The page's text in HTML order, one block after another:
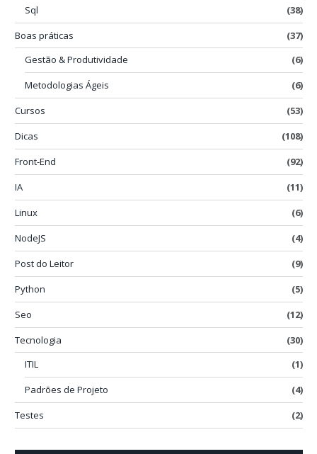
Sql
(38)
Boas práticas
(37)
Gestão & Produtividade
(6)
Metodologias Ágeis
(6)
Cursos
(53)
Dicas
(108)
Front-End
(92)
IA
(11)
Linux
(6)
NodeJS
(4)
Post do Leitor
(9)
Python
(5)
Seo
(12)
Tecnologia
(30)
ITIL
(1)
Padrões de Projeto
(4)
Testes
(2)